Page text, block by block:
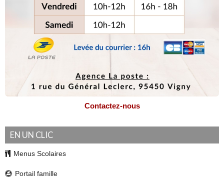
Contactez-nous
EN UN CLIC
Menus Scolaires
Portail famille